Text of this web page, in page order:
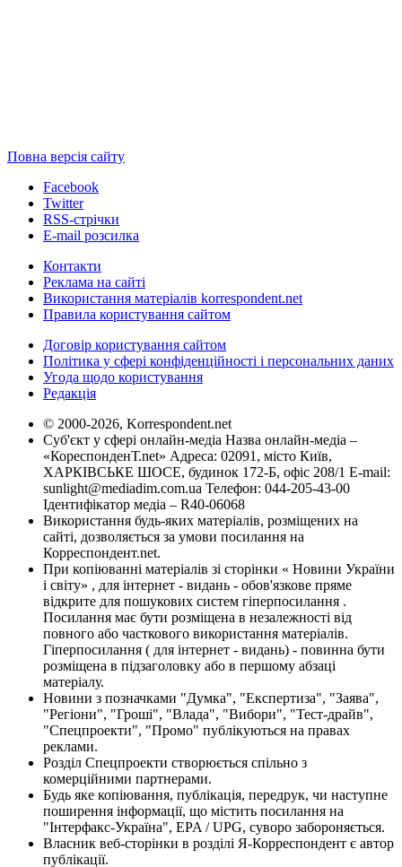
Повна версія сайту
Facebook
Twitter
RSS-стрічки
E-mail розсилка
Контакти
Реклама на сайті
Використання матеріалів korrespondent.net
Правила користування сайтом
Договір користування сайтом
Політика у сфері конфіденційності і персональних даних
Угода щодо користування
Редакція
© 2000-2026, Korrespondent.net
Суб'єкт у сфері онлайн-медіа Назва онлайн-медіа –
«КореспонденТ.net» Адреса: 02091, місто Київ,
ХАРКІВСЬКЕ ШОСЕ, будинок 172-Б, офіс 208/1 E-mail:
sunlight@mediadim.com.ua Телефон: 044-205-43-00
Ідентифікатор медіа – R40-06068
Використання будь-яких матеріалів, розміщених на
сайті, дозволяється за умови посилання на
Корреспондент.net.
При копіюванні матеріалів зі сторінки « Новини України
і світу» , для інтернет - видань - обов'язкове пряме
відкрите для пошукових систем гіперпосилання .
Посилання має бути розміщена в незалежності від
повного або часткового використання матеріалів.
Гіперпосилання ( для інтернет - видань) - повинна бути
розміщена в підзаголовку або в першому абзаці
матеріалу.
Новини з позначками "Думка", "Експертиза", "Заява",
"Регіони", "Гроші", "Влада", "Вибори", "Тест-драйв",
"Спецпроекти", "Промо" публікуються на правах
реклами.
Розділ Спецпроекти створюється спільно з
комерційними партнерами.
Будь яке копіювання, публікація, передрук, чи наступне
поширення інформації, що містить посилання на
"Інтерфакс-Україна", EPA / UPG, суворо забороняється.
Власник веб-сторінки в розділі Я-Корреспондент є автор
публікації.